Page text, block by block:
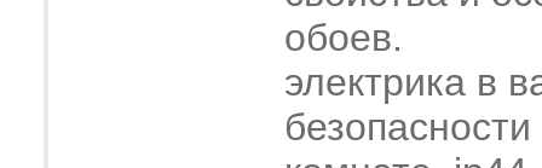
обоев.
электрика в